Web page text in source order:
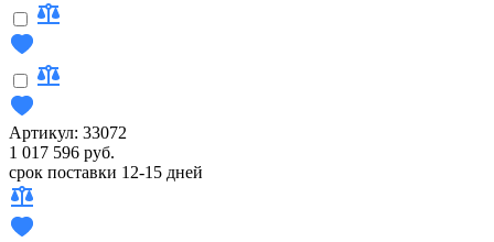
Артикул: 33072
1 017 596 руб.
срок поставки 12-15 дней